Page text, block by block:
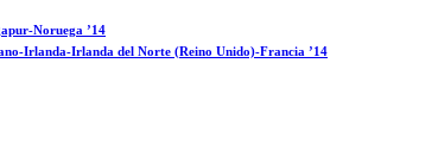
Noruega ’14
Irlanda-Irlanda del Norte (Reino Unido)-Francia ’14